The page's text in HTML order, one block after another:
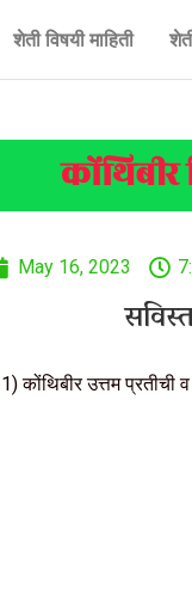
शेती विषयी माहिती
May 16, 2023
1) कोंथिबीर उत्तम प्रतीची